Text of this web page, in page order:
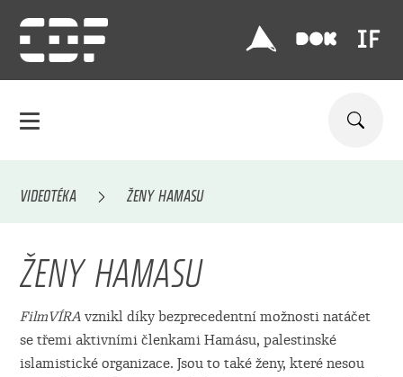
VIDEOTÉKA ŽENY HAMASU
ŽENY HAMASU
FilmVÍRAvznikl díky bezprecedentní možnosti natáčet
se třemi aktivními členkami Hamásu, palestinské
islamistické organizace. Jsou to také ženy, které nesou